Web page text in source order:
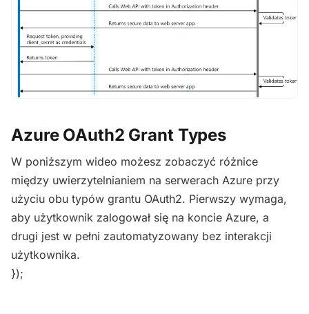
Azure OAuth2 Grant Types
W poniższym wideo możesz zobaczyć różnice
między uwierzytelnianiem na serwerach Azure przy
użyciu obu typów grantu OAuth2. Pierwszy wymaga,
aby użytkownik zalogował się na koncie Azure, a
drugi jest w pełni zautomatyzowany bez interakcji
użytkownika.
});